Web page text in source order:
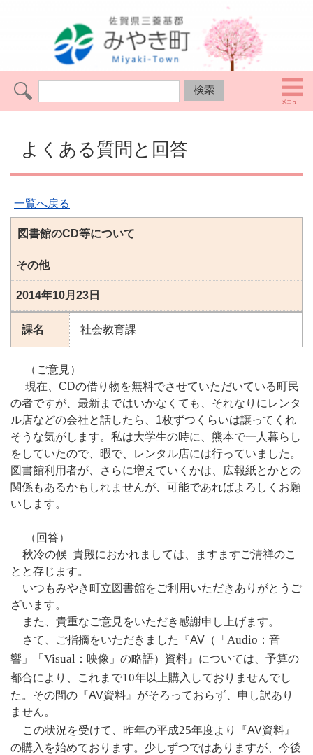
よくある質問と回答
一覧へ戻る
図書館のCD等について
その他
2014年10月23日
課名 社会教育課
（ご意見）
現在、CDの借り物を無料でさせていただいている町民
の者ですが、最新まではいかなくても、それなりにレンタ
ル店などの会社と話したら、1枚ずつくらいは譲ってくれ
そうな気がします。私は大学生の時に、熊本で一人暮らし
をしていたので、暇で、レンタル店には行っていました。
図書館利用者が、さらに増えていくかは、広報紙とかとの
関係もあるかもしれませんが、可能であればよろしくお願
いします。
（回答）
秋冷の候 貴殿におかれましては、ますますご清祥のこ
とと存じます。
いつもみやき町立図書館をご利用いただきありがとうご
ざいます。
また、貴重なご意見をいただき感謝申し上げます。
さて、ご指摘をいただきました『AV（「 Audio ：音
響」「 Visual ：映像」の略語）資料』については、予算の
都合により、これまで10年以上購入しておりませんでし
た。その間の『AV資料』がそろっておらず、申し訳あり
ません。
この状況を受けて、昨年の平成25年度より『AV資料』
の購入を始めております。少しずつではありますが、今後